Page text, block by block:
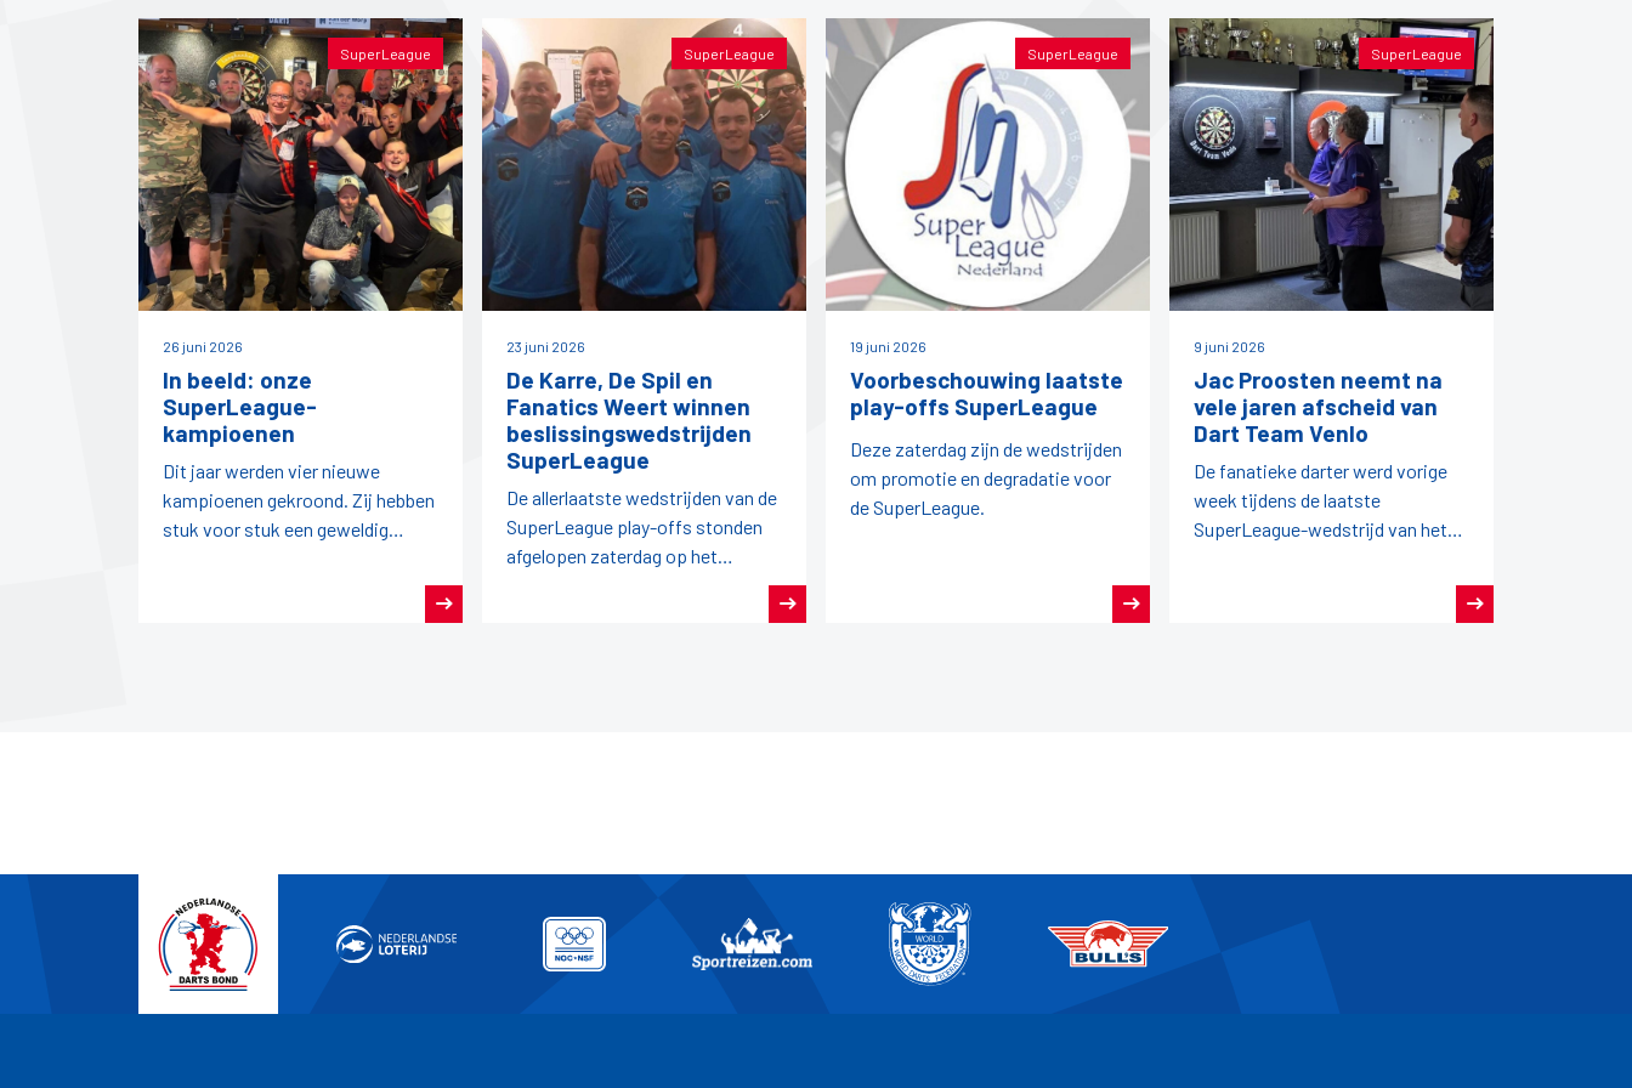
SuperLeague
26 juni 2026
In beeld: onze
SuperLeague-
kampioenen
Dit jaar werden vier nieuwe
kampioenen gekroond. Zij hebben
stuk voor stuk een geweldig
SuperLeague
23 juni 2026
De Karre, De Spil en
Fanatics Weert winnen
beslissingswedstrijden
SuperLeague
De allerlaatste wedstrijden van de
SuperLeague play-offs stonden
afgelopen zaterdag op het
SuperLeague
19 juni 2026
Voorbeschouwing laatste
play-offs SuperLeague
Deze zaterdag zijn de wedstrijden
om promotie en degradatie voor
de SuperLeague.
SuperLeague
9 juni 2026
Jac Proosten neemt na
vele jaren afscheid van
Dart Team Venlo
De fanatieke darter werd vorige
week tijdens de laatste
SuperLeague-wedstrijd van het